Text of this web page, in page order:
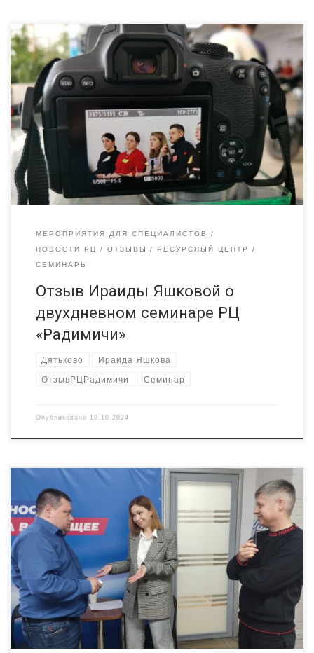
Сегодня по приглашению Ресурсный центр «Радимичи»
побывала на очередном семинаре, который проходил в
Губернаторском дворце. Лично для меня участие в подобных
семинарах — это глоток воздуха и перезагрузка. Очень
понравилось начало семинара, так называемое знакомство с
коллегами некоммерческого сектора Брянской области,
когда мы уселись друг напротив друга и коротко должны
были […]
МЕРОПРИЯТИЯ ДЛЯ СПЕЦИАЛИСТОВ
НОВОСТИ РЦ
ОТЗЫВЫ
РЕСУРСНЫЙ ЦЕНТР
СЕМИНАРЫ
Отзыв Ираиды Яшковой о
двухдневном семинаре РЦ
«Радимичи»
Дятьково Ираида Яшкова
ОтзывРЦРадимичи Семинар
Опубликовано 19.10.2024
Мы продолжаем программу стажировок для брянских НКО по
программе развития межрегионального сотрудничества. На
этот раз мы едем в Калугу. Это будет однодневная
стажировка 30 октября 2024 г. Цель стажировки –
знакомство с лучшими практиками НКО, активно
работающими в социальной и социокультурной сферах;
обмен опытом между представителями НКО Брянской и […]